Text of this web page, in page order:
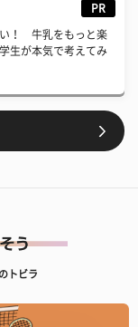
PR
！ 牛乳をもっと楽
生が本気で考えてみ
トビラ